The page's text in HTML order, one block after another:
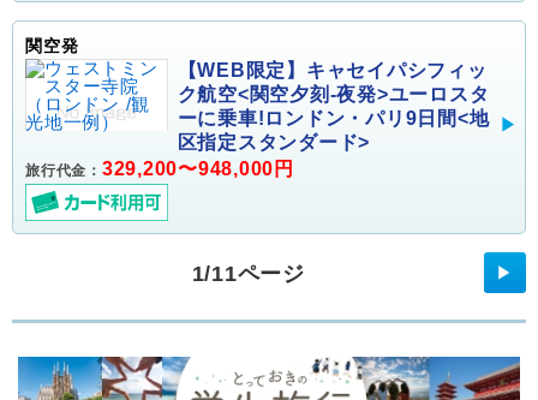
関空発
【WEB限定】キャセイパシフィッ
ク航空<関空夕刻-夜発>ユーロスタ
ーに乗車!ロンドン・パリ9日間<地
区指定スタンダード>
旅行代金： 329,200〜948,000円
1/11ページ ▶